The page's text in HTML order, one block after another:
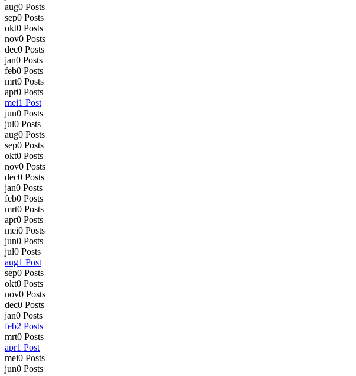
aug0 Posts
sep0 Posts
okt0 Posts
nov0 Posts
dec0 Posts
jan0 Posts
feb0 Posts
mrt0 Posts
apr0 Posts
mei1 Post
jun0 Posts
jul0 Posts
aug0 Posts
sep0 Posts
okt0 Posts
nov0 Posts
dec0 Posts
jan0 Posts
feb0 Posts
mrt0 Posts
apr0 Posts
mei0 Posts
jun0 Posts
jul0 Posts
aug1 Post
sep0 Posts
okt0 Posts
nov0 Posts
dec0 Posts
jan0 Posts
feb2 Posts
mrt0 Posts
apr1 Post
mei0 Posts
jun0 Posts